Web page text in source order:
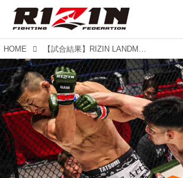
HOME 【試合結果】RIZIN LANDMARK 10 in NAGOYA OPENING FIGHT 第2試合／TATSUMI vs. 平松翔